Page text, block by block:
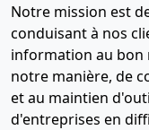
Notre mission est
conduisant à nos
information au bon
notre manière, de
et au maintien
d'entreprises en